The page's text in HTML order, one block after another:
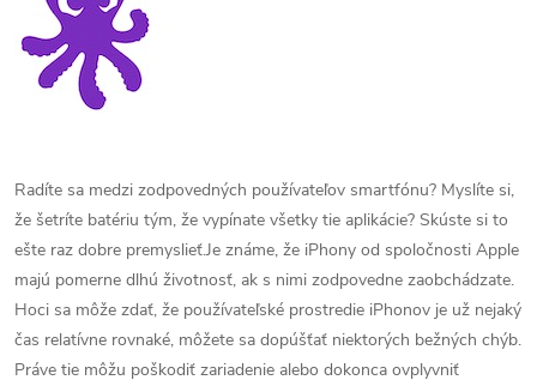
Radíte sa medzi zodpovedných používateľov smartfónu? Myslíte si,
že šetríte batériu tým, že vypínate všetky tie aplikácie? Skúste si to
ešte raz dobre premyslieť.Je známe, že iPhony od spoločnosti Apple
majú pomerne dlhú životnosť, ak s nimi zodpovedne zaobchádzate.
Hoci sa môže zdať, že používateľské prostredie iPhonov je už nejaký
čas relatívne rovnaké, môžete sa dopúšťať niektorých bežných chýb.
Práve tie môžu poškodiť zariadenie alebo dokonca ovplyvniť